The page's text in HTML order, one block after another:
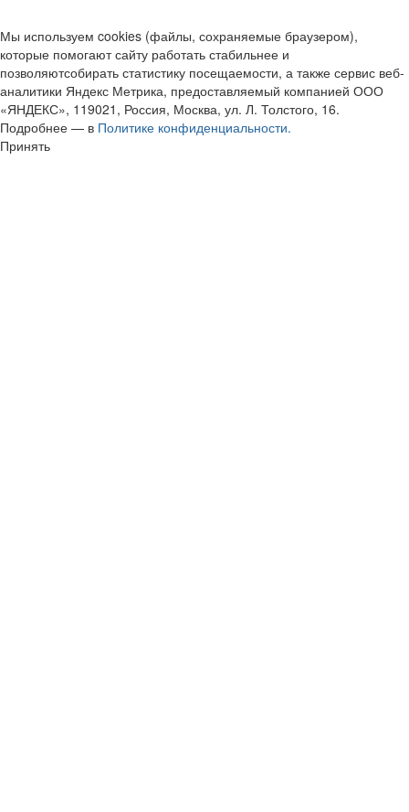
Мы используем cookies (файлы, сохраняемые браузером),
которые помогают сайту работать стабильнее и
позволяютсобирать статистику посещаемости, а также сервис веб-
аналитики Яндекс Метрика, предоставляемый компанией ООО
«ЯНДЕКС», 119021, Россия, Москва, ул. Л. Толстого, 16.
Подробнее — в Политике конфиденциальности.
Принять